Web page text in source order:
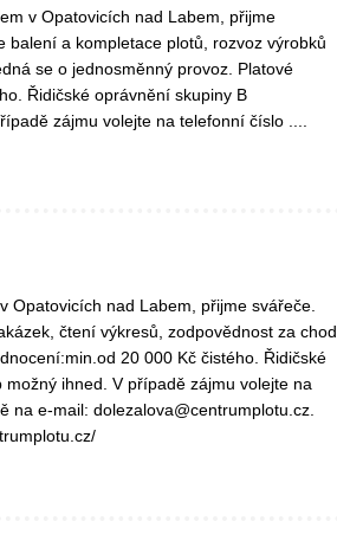
v Opatovicích nad Labem, přijme
a kompletace plotů, rozvoz výrobků
se o jednosměnný provoz. Platové
Řidičské oprávnění skupiny B
zájmu volejte na telefonní číslo ....
Opatovicích nad Labem, přijme svářeče.
čtení výkresů, zodpovědnost za chod
20 000 Kč čistého. Řidičské
ihned. V případě zájmu volejte na
na e-mail: dolezalova@centrumplotu.cz.